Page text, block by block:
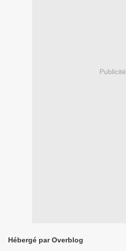
Publicité
Hébergé par Overblog